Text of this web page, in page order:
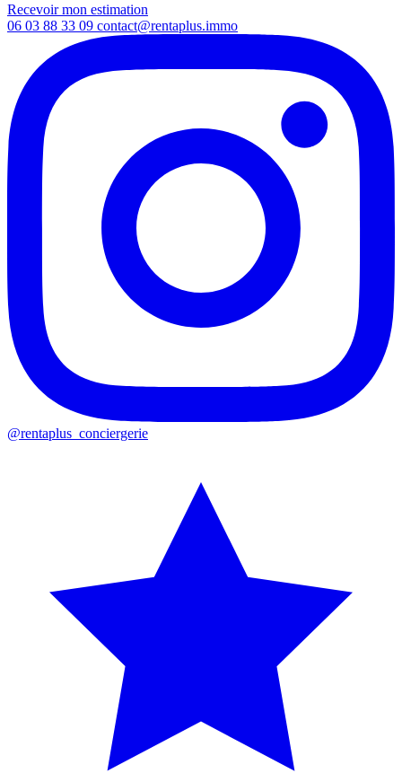
Recevoir mon estimation
06 03 88 33 09 contact@rentaplus.immo
@rentaplus_conciergerie